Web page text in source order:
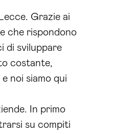
Grazie ai
che rispondono
di sviluppare
costante,
noi siamo qui
In primo
su compiti